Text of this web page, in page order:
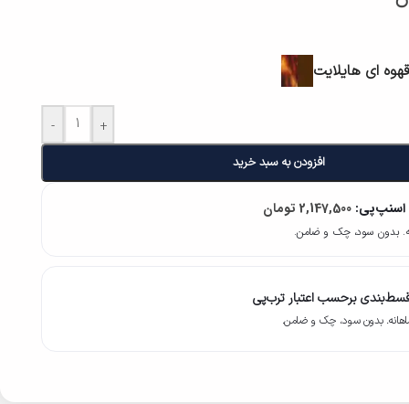
ای هایلایت
- +
افزودن به سبد خرید
اسنپ‌پی: 2,147,500 تومان
برحسب اعتبار ترب‌پی